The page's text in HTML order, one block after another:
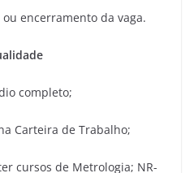
encerramento da vaga.
completo;
Carteira de Trabalho;
cursos de Metrologia; NR-